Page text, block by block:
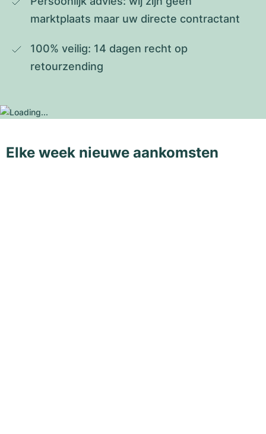
marktplaats maar uw directe contractant
100% veilig: 14 dagen recht op
retourzending
Elke week nieuwe aankomsten